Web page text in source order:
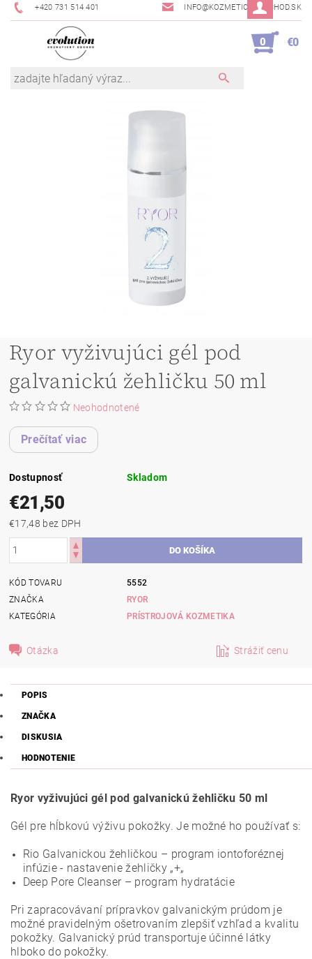
+420 731 514 401 INFO@KOZMETICKYOBCHOD.SK
0 €0
Ryor vyživujúci gél pod
galvanickú žehličku 50 ml
Neohodnotené
Prečítať viac
Dostupnosť Skladom
€21,50
€17,48 bez DPH
KÓD TOVARU
5552
ZNAČKA
RYOR
KATEGÓRIA
PRÍSTROJOVÁ KOZMETIKA
Otázka Strážiť cenu
POPIS
ZNAČKA
DISKUSIA
HODNOTENIE
Ryor vyživujúci gél pod galvanickú žehličku 50 ml
Gél pre hĺbkovú výživu pokožky. Je možné ho používať s:
Rio Galvanickou žehličkou – program iontoforéznej
infúzie - nastavenie žehličky „+„
Deep Pore Cleanser – program hydratácie
Pri zapracovávaní prípravkov galvanickým prúdom je
možné pravidelným ošetrovaním zlepšiť vzhľad a kvalitu
pokožky. Galvanický prúd transportuje účinné látky
hlboko do pokožky.